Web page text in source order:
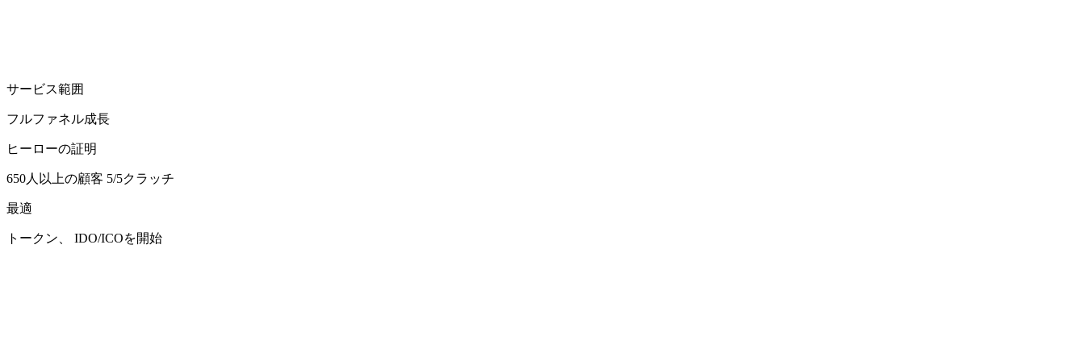
サービス範囲
フルファネル成長
ヒーローの証明
650人以上の顧客 5/5クラッチ
最適
トークン、 IDO/ICOを開始